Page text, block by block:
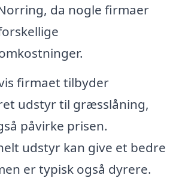
da nogle firmaer
firmaet tilbyder
udstyr til græsslåning,
påvirke prisen.
udstyr kan give et bedre
er typisk også dyrere.